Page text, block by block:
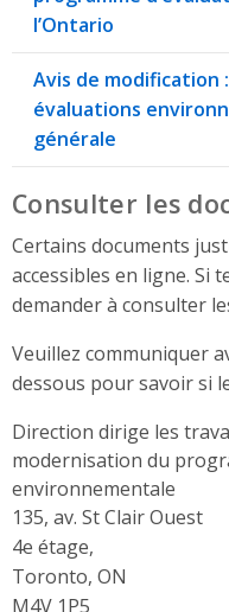
l’Ontario
Avis de modification
évaluations
générale
Consulter les
Certains documents
accessibles en ligne. Si
demander à consulter
Veuillez communiquer
dessous pour savoir si
Direction dirige les
modernisation du
environnementale
Address
135, av. St Clair Ouest
4e étage,
Toronto, ON
M4V 1P5